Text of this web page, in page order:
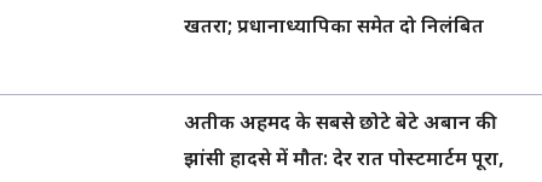
खतरा; प्रधानाध्यापिका समेत दो निलंबित
अतीक अहमद के सबसे छोटे बेटे अबान की
झांसी हादसे में मौत: देर रात पोस्टमार्टम पूरा,